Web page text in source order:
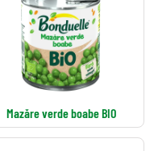
Mazăre verde boabe BIO